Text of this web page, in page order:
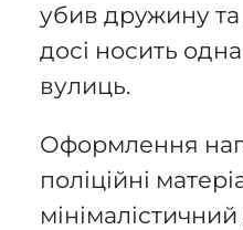
убив дружину та
досі носить
вулиць.
Оформлення
поліційні